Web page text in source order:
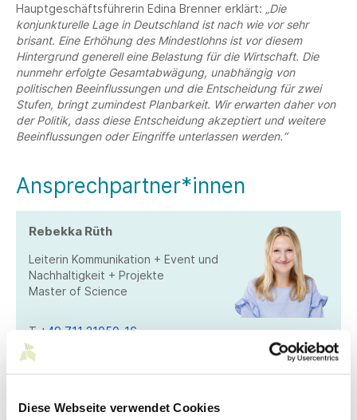
Diese Webseite verwendet Cookies
Hauptgeschäftsführerin Edina Brenner erklärt: „Die
konjunkturelle Lage in Deutschland ist nach wie vor sehr
brisant. Eine Erhöhung des Mindestlohns ist vor diesem
Hintergrund generell eine Belastung für die Wirtschaft. Die
nunmehr erfolgte Gesamtabwägung, unabhängig von
politischen Beeinflussungen und die Entscheidung für zwei
Stufen, bringt zumindest Planbarkeit. Wir erwarten daher von
der Politik, dass diese Entscheidung akzeptiert und weitere
Beeinflussungen oder Eingriffe unterlassen werden.“
Ansprechpartner*innen
Rebekka Rüth
Leiterin Kommunikation + Event und
Nachhaltigkeit + Projekte
Master of Science
T+49 711 21050-16
M
rueth@suedwesttextil.de